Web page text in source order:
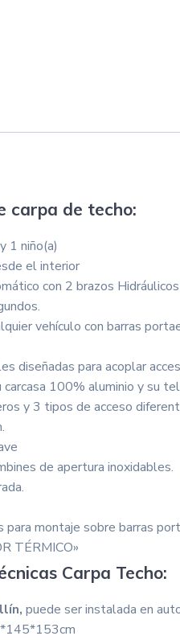
carpa de techo:
1 niño(a)
el interior
con 2 brazos Hidráulicos
vehículo con barras
diseñadas para acoplar
100% aluminio y su
y 3 tipos de acceso
de apertura inoxidables.
montaje sobre barras
TÉRMICO»
Carpa Techo:
puede ser instalada en